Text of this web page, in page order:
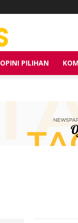
OPINI PILIHAN